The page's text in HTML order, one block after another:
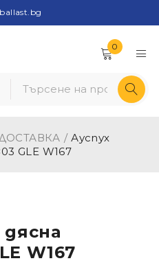
0
/ Ауспух
GLE W167
W167